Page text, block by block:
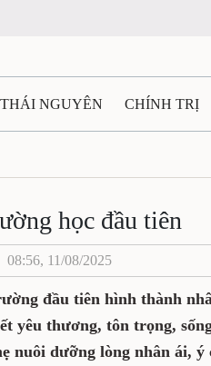
NGUYÊN CHÍNH TRỊ
QUỐC TẾ TÀI NGUYÊN -
VĂN NGHỆ THÁI NGUYÊN
học đầu tiên
08:56, 11/08/2025
đầu tiên hình thành
yêu thương, tôn trọng,
nuôi dưỡng lòng nhân ái,